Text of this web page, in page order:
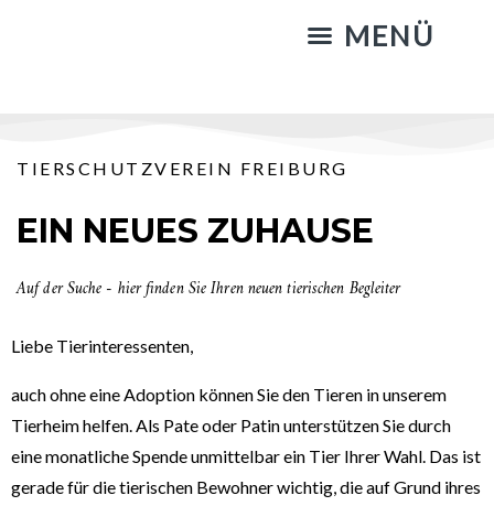
TIERSCHUTZVEREIN FREIBURG
EIN NEUES ZUHAUSE
Auf der Suche - hier finden Sie Ihren neuen tierischen Begleiter
Liebe Tierinteressenten,
auch ohne eine Adoption können Sie den Tieren in unserem
Tierheim helfen. Als Pate oder Patin unterstützen Sie durch
eine monatliche Spende unmittelbar ein Tier Ihrer Wahl. Das ist
gerade für die tierischen Bewohner wichtig, die auf Grund ihres